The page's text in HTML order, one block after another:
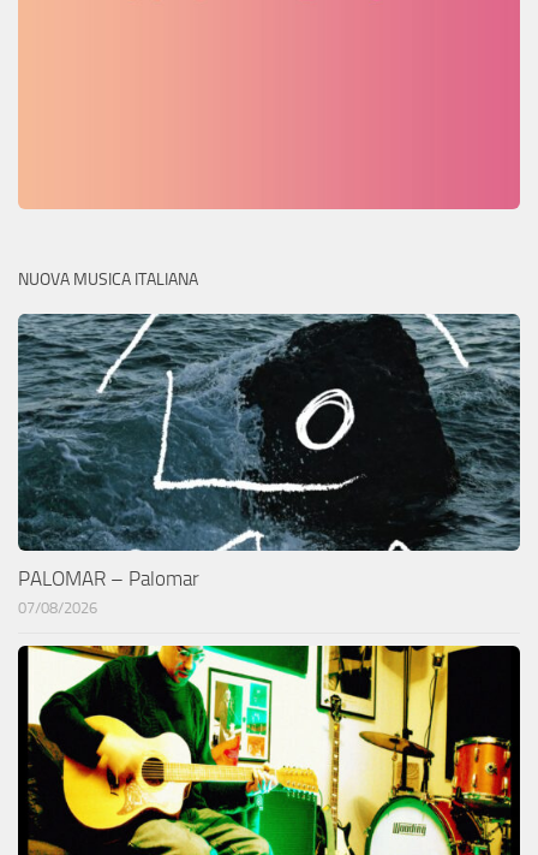
NUOVA MUSICA ITALIANA
PALOMAR – Palomar
07/08/2026